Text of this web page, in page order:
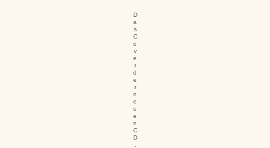
D
a
s
C
o
v
e
r
d
e
r
n
e
u
e
n
C
D